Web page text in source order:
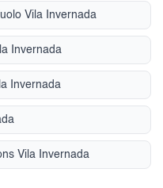
Vila Invernada
Invernada
Invernada
Vila Invernada